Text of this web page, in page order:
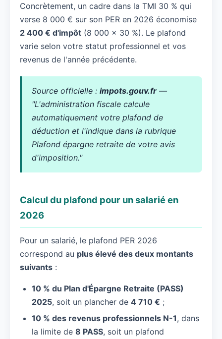
Concrètement, un cadre dans la TMI 30 % qui
verse 8 000 € sur son PER en 2026 économise
2 400 € d'impôt (8 000 × 30 %). Le plafond
varie selon votre statut professionnel et vos
revenus de l'année précédente.
Source officielle : impots.gouv.fr —
"L'administration fiscale calcule
automatiquement votre plafond de
déduction et l'indique dans la rubrique
Plafond épargne retraite de votre avis
d'imposition."
Calcul du plafond pour un salarié en
2026
Pour un salarié, le plafond PER 2026
correspond au plus élevé des deux montants
suivants :
10 % du Plan d'Épargne Retraite (PASS)
2025, soit un plancher de 4 710 € ;
10 % des revenus professionnels N-1, dans
la limite de 8 PASS, soit un plafond